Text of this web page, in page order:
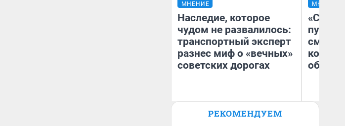
МНЕНИЕ
Наследие, которое
чудом не развалилось:
транспортный эксперт
разнес миф о «вечных»
советских дорогах
Блогер, предприниматель,
МНЕНИЕ
РЕКОМЕНДУЕМ